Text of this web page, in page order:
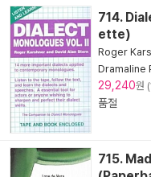
714.
ette)
Roger
Dramaline
29,240원
품절
715.